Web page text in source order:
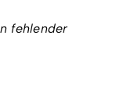
fehlender